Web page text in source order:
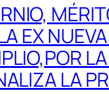
EX
LA